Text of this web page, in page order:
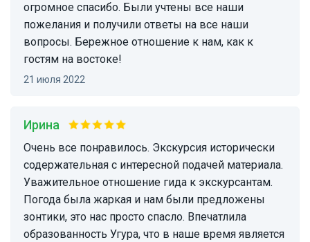
огромное спасибо. Были учтены все наши
пожелания и получили ответы на все наши
вопросы. Бережное отношение к нам, как к
гостям на востоке!
21 июля 2022
Ирина
Очень все понравилось. Экскурсия исторически
содержательная с интересной подачей материала.
Уважительное отношение гида к экскурсантам.
Погода была жаркая и нам были предложены
зонтики, это нас просто спасло. Впечатлила
образованность Угура, что в наше время является